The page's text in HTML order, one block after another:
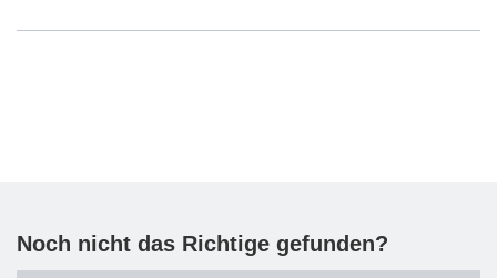
Noch nicht das Richtige gefunden?